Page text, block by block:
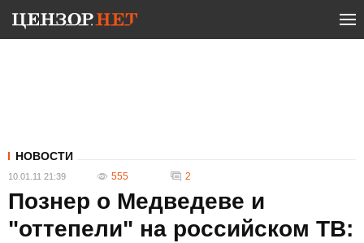
НОВОСТИ
10.01.11 21:39 555 2
Познер о Медведеве и
"оттепели" на российском ТВ: